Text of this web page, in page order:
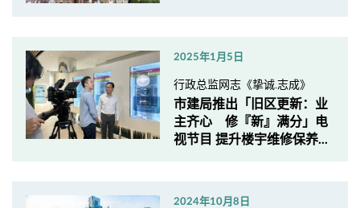
2025年1月5日
行政总监网志《挚诚.志成》
市建局推出「旧区更新：业
主齐心 修『新』满分」电
视节目 提升楼宇维修保养...
2024年10月8日